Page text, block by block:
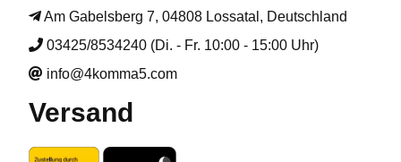
Am Gabelsberg 7, 04808 Lossatal, Deutschland
03425/8534240 (Di. - Fr. 10:00 - 15:00 Uhr)
info@4komma5.com
Versand